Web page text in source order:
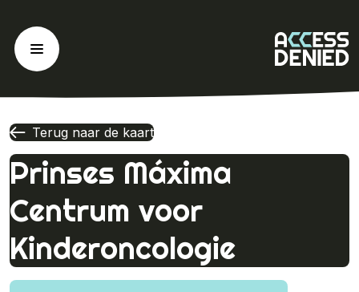
naar
inhoud
Terug naar de kaart
Prinses Máxima
Centrum voor
Kinderoncologie